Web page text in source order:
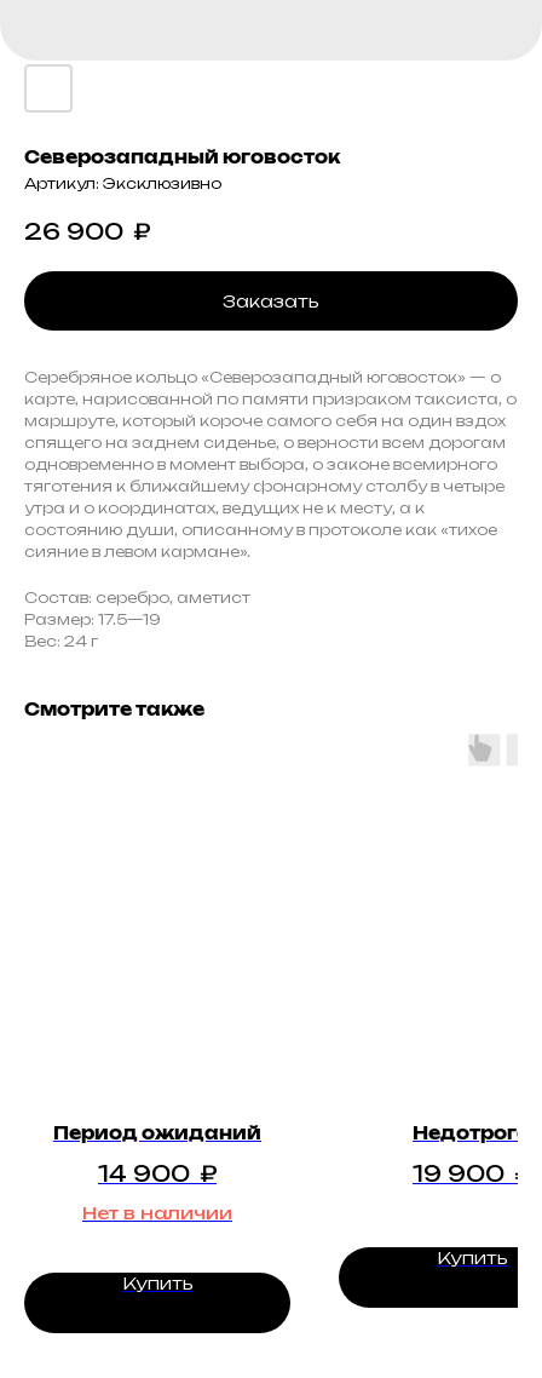
Северозападный юговосток
Артикул: Эксклюзивно
26 900 ₽
Заказать
Серебряное кольцо «Северозападный юговосток» — о
карте, нарисованной по памяти призраком таксиста, о
маршруте, который короче самого себя на один вздох
спящего на заднем сиденье, о верности всем дорогам
одновременно в момент выбора, о законе всемирного
тяготения к ближайшему фонарному столбу в четыре
утра и о координатах, ведущих не к месту, а к
состоянию души, описанному в протоколе как «тихое
сияние в левом кармане».
Состав: серебро, аметист
Размер: 17.5—19
Вес: 24 г
Смотрите также
Период ожиданий
14 900 ₽
Нет в наличии
Купить
Недотрога
19 900 ₽
Купить